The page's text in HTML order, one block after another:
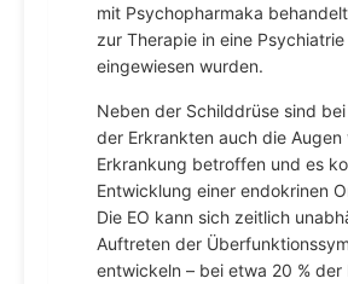
mit Psychopharmaka
zur Therapie in eine Psychiatrie
eingewiesen wurden.
Neben der Schilddrüse sind
der Erkrankten auch die Augen
Erkrankung betroffen und es
Entwicklung einer endokrinen
Die EO kann sich zeitlich
Auftreten der
entwickeln – bei etwa 20 % der